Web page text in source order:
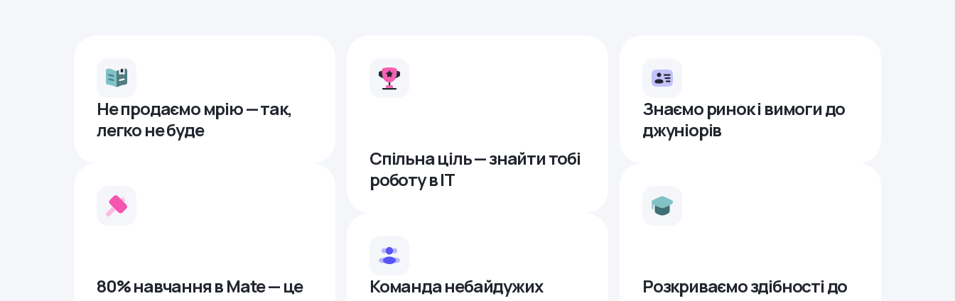
Не продаємо мрію — так,
легко не буде
80% навчання в Mate — це
Спільна ціль — знайти тобі
роботу в ІТ
Команда небайдужих
Знаємо ринок і вимоги до
джуніорів
Розкриваємо здібності до